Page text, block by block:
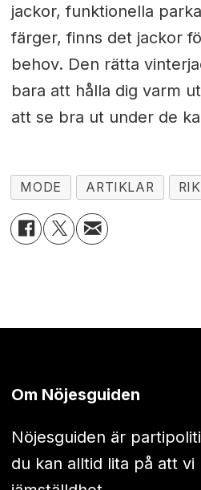
jackor, funktionella
färger, finns det jackor
behov. Den rätta
bara att hålla dig varm
att se bra ut under de
MODE ARTIKLAR
Om Nöjesguiden
Nöjesguiden är
du kan alltid lita på att